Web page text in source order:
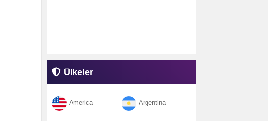
Ülkeler
America Argentina